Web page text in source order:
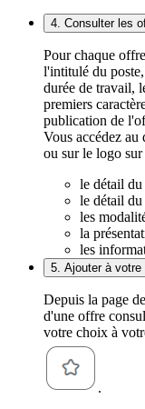
4. Consulter les
Pour chaque
l'intitulé du
durée de travail,
premiers
publication de
Vous accédez
ou sur le logo
le détail du
le détail
les
la
les
5. Ajouter à
Depuis la page
d'une offre
votre choix à
.